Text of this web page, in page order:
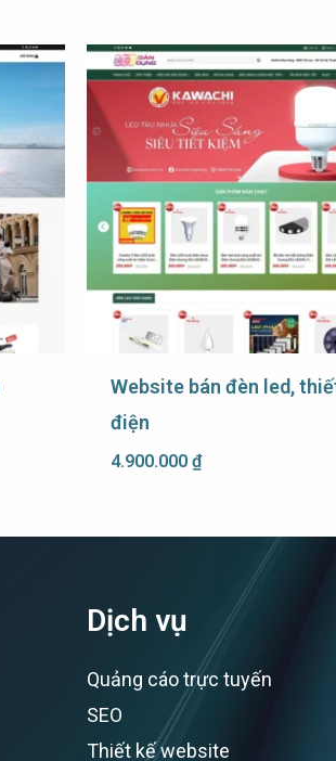
Website bán đèn led,
điện
4.900.000 ₫
Dịch vụ
Quảng cáo trực tuyến
SEO
Thiết kế website